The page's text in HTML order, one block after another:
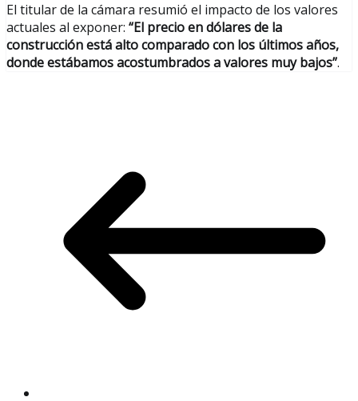
El titular de la cámara resumió el impacto de los valores
actuales al exponer: “El precio en dólares de la
construcción está alto comparado con los últimos años,
donde estábamos acostumbrados a valores muy bajos”.